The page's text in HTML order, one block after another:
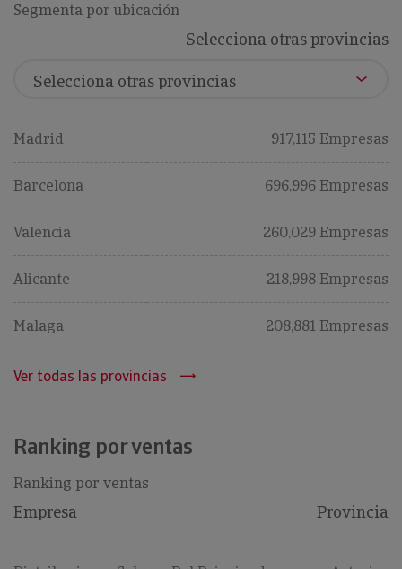
Segmenta por ubicación
Selecciona otras provincias
Madrid 917,115 Empresas
Barcelona 696,996 Empresas
Valencia 260,029 Empresas
Alicante 218,998 Empresas
Malaga 208,881 Empresas
Ver todas las provincias
Ranking por ventas
Ranking por ventas
Empresa Provincia